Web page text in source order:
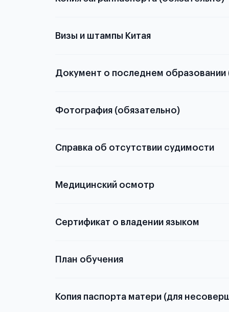
Визы и штампы Китая
Документ о последнем образовании
о том, какие документы необходимы для
Фотография (обязательно)
Справка об отсутствии судимости
из России
Медицинский осмотр
статьей
Сертификат о владении языком
План обучения
Копия паспорта матери (для